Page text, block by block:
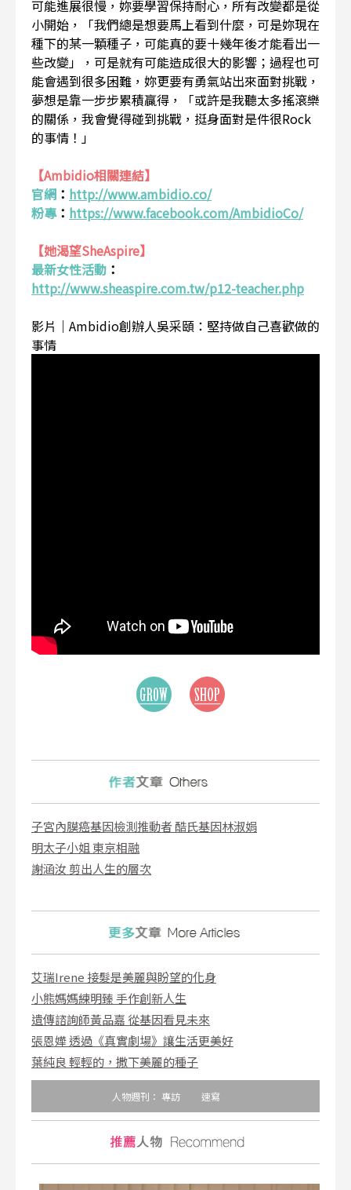
可能進展很慢，妳要學習保持耐心，所有改變都是從
小開始，「我們總是想要馬上看到什麼，可是妳現在
種下的某一顆種子，可能真的要十幾年後才能看出一
些改變」，可是就有可能造成很大的影響；過程也可
能會遇到很多困難，妳更要有勇氣站出來面對挑戰，
夢想是靠一步步累積贏得，「或許是我聽太多搖滾樂
的關係，我會覺得碰到挑戰，挺身面對是件很Rock
的事情！」
【Ambidio相關連結】
官網 ： http://www.ambidio.co/
粉專： https://www.facebook.com/AmbidioCo/
【她渴望SheAspire】
最新女性活動 ：
http://www.sheaspire.com.tw/p12-teacher.php
影片｜Ambidio創辦人吳采頤：堅持做自己喜歡做的
事情
子宮內膜癌基因檢測推動者 酷氏基因林淑娟
明太子小姐 東京相融
謝涵汝 剪出人生的層次
艾瑞Irene 接髮是美麗與盼望的化身
小熊媽媽練明臻 手作創新人生
遺傳諮詢師黃品嘉 從基因看見未來
張恩嬅 透過《真實劇場》讓生活更美好
葉純良 輕輕的，撒下美麗的種子
人物週刊： 專訪 速寫